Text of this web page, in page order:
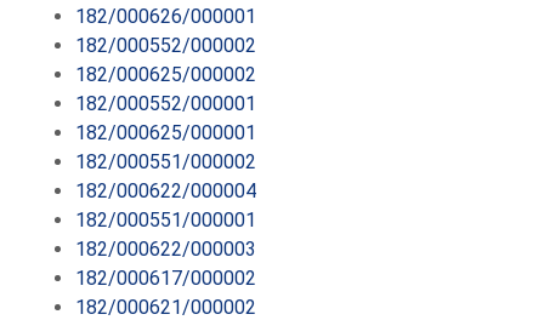
182/000626/000001
182/000552/000002
182/000625/000002
182/000552/000001
182/000625/000001
182/000551/000002
182/000622/000004
182/000551/000001
182/000622/000003
182/000617/000002
182/000621/000002